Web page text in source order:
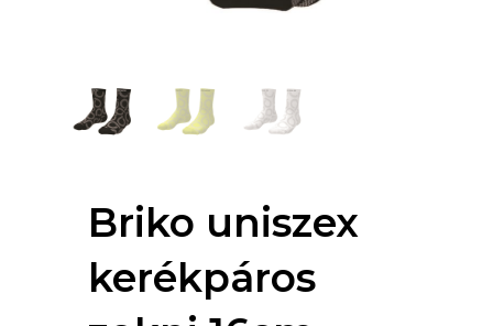
Briko uniszex
kerékpáros